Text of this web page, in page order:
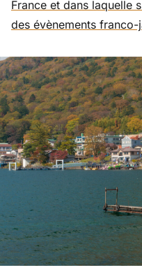
France et dans laquelle
des évènements franco-